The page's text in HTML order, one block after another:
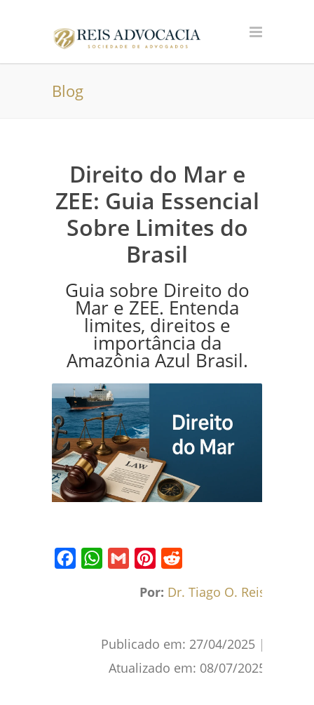
Blog
Direito do Mar e
ZEE: Guia Essencial
Sobre Limites do
Brasil
Guia sobre Direito do
Mar e ZEE. Entenda
limites, direitos e
importância da
Amazônia Azul Brasil.
Por: Dr. Tiago O. Reis
Publicado em: 27/04/2025 |
Atualizado em: 08/07/2025